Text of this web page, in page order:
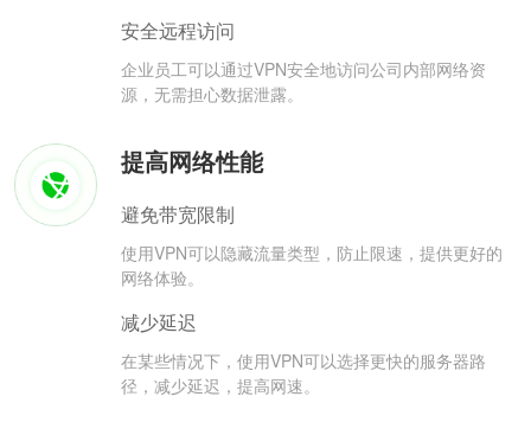
安全远程访问
企业员工可以通过VPN安全地访问公司内部网络资
源，无需担心数据泄露。
提高网络性能
避免带宽限制
使用VPN可以隐藏流量类型，防止限速，提供更好的
网络体验。
减少延迟
在某些情况下，使用VPN可以选择更快的服务器路
径，减少延迟，提高网速。